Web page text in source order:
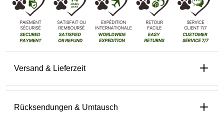
Versand & Lieferzeit
Rücksendungen & Umtausch